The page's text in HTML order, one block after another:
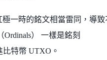
極一時的銘文相當雷同，導致
） 一樣是銘刻
比特幣 UTXO。